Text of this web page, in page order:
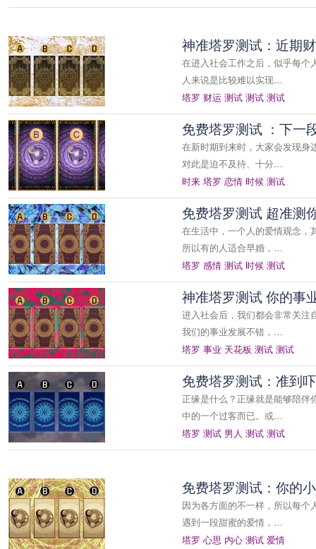
神准塔罗测试：近期
在进入社会工作之后，似乎每个
人来说是比较难以实现…
塔罗 财运 测试 测试 测试
免费塔罗测试 ：下一
在新时期到来时，大家会发现身
对此是迫不及待、十分…
时来 塔罗 恋情 时候 测试
免费塔罗测试 超准测
在生活中，一个人的爱情观念，
所以有的人适合早婚，…
塔罗 感情 测试 时候 测试
神准塔罗测试 你的事
进入社会后，我们都会非常关注
我们的事业发展不错，…
塔罗 事业 天花板 测试 测试
免费塔罗测试：准到
正缘是什么？正缘就是能够陪伴
中的一个过客而已。或…
塔罗 测试 男人 测试 测试
免费塔罗测试：你的
因为各方面的不一样，所以每
遇到一段甜蜜的爱情，…
塔罗 心思 内心 测试 爱情